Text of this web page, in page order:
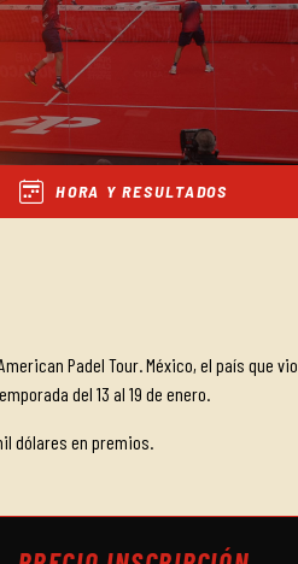
HORA Y RESULTADOS
Padel Tour. México, el país que vio
del 13 al 19 de enero.
dólares en premios.